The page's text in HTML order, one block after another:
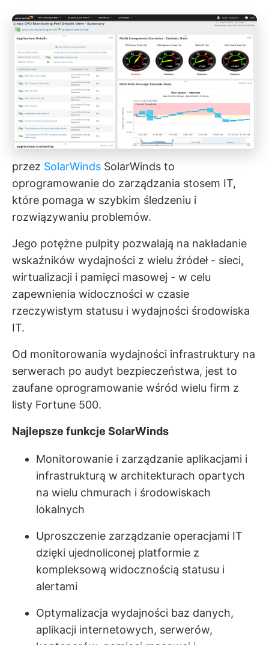
przez SolarWinds SolarWinds to
oprogramowanie do zarządzania stosem IT,
które pomaga w szybkim śledzeniu i
rozwiązywaniu problemów.
Jego potężne pulpity pozwalają na nakładanie
wskaźników wydajności z wielu źródeł - sieci,
wirtualizacji i pamięci masowej - w celu
zapewnienia widoczności w czasie
rzeczywistym statusu i wydajności środowiska
IT.
Od monitorowania wydajności infrastruktury na
serwerach po audyt bezpieczeństwa, jest to
zaufane oprogramowanie wśród wielu firm z
listy Fortune 500.
Najlepsze funkcje SolarWinds
Monitorowanie i zarządzanie aplikacjami i
infrastrukturą w architekturach opartych
na wielu chmurach i środowiskach
lokalnych
Uproszczenie zarządzanie operacjami IT
dzięki ujednoliconej platformie z
kompleksową widocznością statusu i
alertami
Optymalizacja wydajności baz danych,
aplikacji internetowych, serwerów,